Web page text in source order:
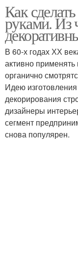
Камень из
Покрытие для
Штукатурка под
Как
руками. Из
В 60-х годах ХХ
активно
органично
Идею
декорирования
дизайнеры
сегмент
снова популярен.